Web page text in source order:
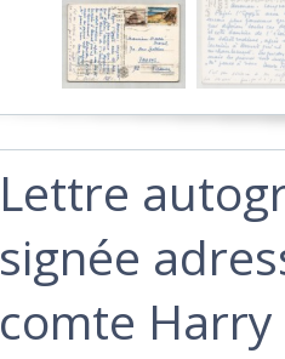
‎Lettre
signée
comte Harry